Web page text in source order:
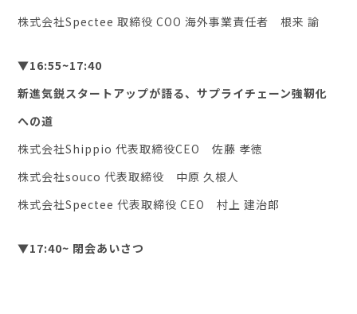
株式会社Spectee 取締役 COO 海外事業責任者 根来 諭
▼16:55~17:40
新進気鋭スタートアップが語る、サプライチェーン強靭化
への道
株式会社Shippio 代表取締役CEO 佐藤 孝徳
株式会社souco 代表取締役 中原 久根人
株式会社Spectee 代表取締役 CEO 村上 建治郎
▼17:40~ 閉会あいさつ